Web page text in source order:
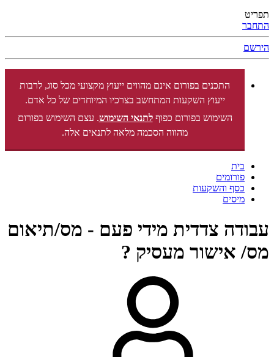
תפריט
התחבר
הירשם
התכנים בפורום אינם מהווים ייעוץ מקצועי מכל סוג, לרבות
ייעוץ השקעות המתחשב בצרכיו המיוחדים של כל אדם.
השימוש בפורום כפוףלתנאי השימוש. עצם השימוש בפורום
מהווה הסכמה מלאה לתנאים אלה.
בית
פורומים
כסף והשקעות
מיסים
עבודה צדדית מידי פעם - מס/תיאום
מס/ אישור מעסיק ?